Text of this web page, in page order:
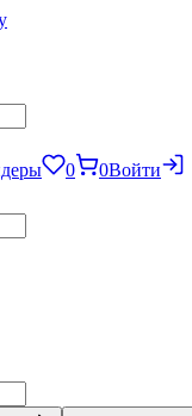
0 0Войти